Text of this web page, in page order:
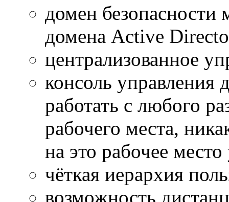
домен безопасности
домена Active
централизованное
консоль управления
работать с любого
рабочего места,
на это рабочее
чёткая иерархия
возможность